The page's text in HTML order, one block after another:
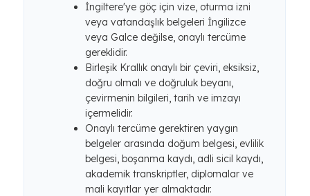
İngiltere'ye göç için vize, oturma izni
veya vatandaşlık belgeleri İngilizce
veya Galce değilse, onaylı tercüme
gereklidir.
Birleşik Krallık onaylı bir çeviri, eksiksiz,
doğru olmalı ve doğruluk beyanı,
çevirmenin bilgileri, tarih ve imzayı
içermelidir.
Onaylı tercüme gerektiren yaygın
belgeler arasında doğum belgesi, evlilik
belgesi, boşanma kaydı, adli sicil kaydı,
akademik transkriptler, diplomalar ve
mali kayıtlar yer almaktadır.